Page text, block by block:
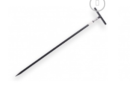
Toevoegen
aan
verlanglijst